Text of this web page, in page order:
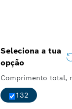
Seleciona a tua
opção
Comprimento total,
132